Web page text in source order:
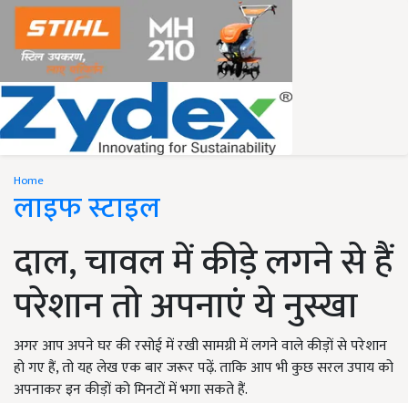
Home
लाइफ स्टाइल
दाल, चावल में कीड़े लगने से हैं
परेशान तो अपनाएं ये नुस्खा
अगर आप अपने घर की रसोई में रखी सामग्री में लगने वाले कीड़ों से परेशान
हो गए हैं, तो यह लेख एक बार जरूर पढ़ें. ताकि आप भी कुछ सरल उपाय को
अपनाकर इन कीड़ों को मिनटों में भगा सकते हैं.